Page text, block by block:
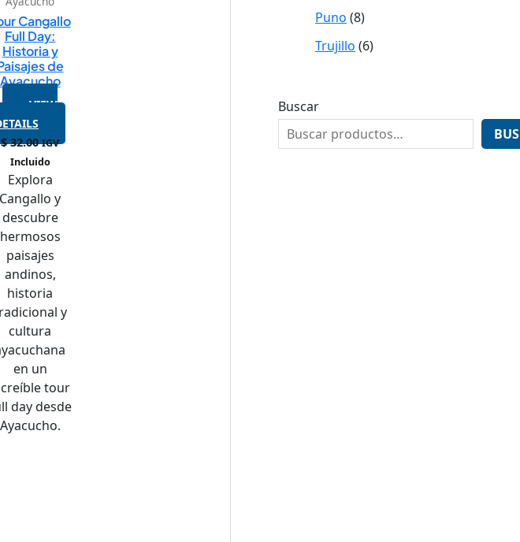
Cangallo
Full Day:
Historia y
de
Ayacucho
VIEW
$32.00 IGV
Incluido
Explora
Cangallo y
descubre
hermosos
paisajes
andinos,
historia
y
cultura
en un
tour
day desde
Ayacucho.
Puno 8
Trujillo 6
Buscar